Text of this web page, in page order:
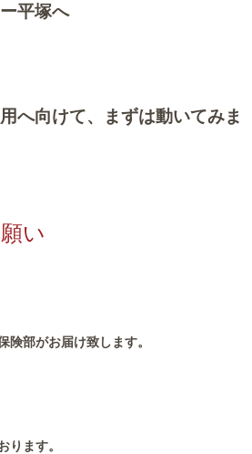
平塚へ
へ向けて、まずは動いてみま
い
険部がお届け致します。
ります。